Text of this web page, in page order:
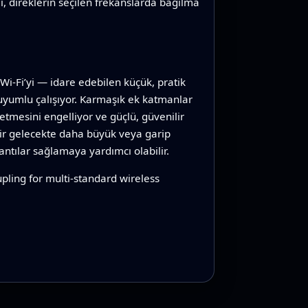
— idare edebilen küçük, pratik
çalışıyor. Karmaşık ek katmanlar
engelliyor ve güçlü, güvenilir
gelecekte daha büyük veya garip
sağlamaya yardımcı olabilir.
for multi-standard wireless